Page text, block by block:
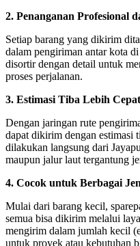
2. Penanganan Profesional
Setiap barang yang dikirim
dalam pengiriman antar kota
disortir dengan detail untuk
proses perjalanan.
3. Estimasi Tiba Lebih Cepat
Dengan jaringan rute
dapat dikirim dengan estimasi
dilakukan langsung dari
maupun jalur laut tergantung
4. Cocok untuk Berbagai
Mulai dari barang kecil,
semua bisa dikirim melalui
mengirim dalam jumlah kecil
untuk proyek atau kebutuhan